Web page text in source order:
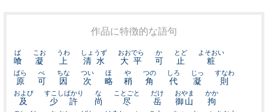
作品に特徴的な語句
喰
ば
凝
こお
上
うわ
清水
しょうず
大平
おおでら
可
か
止
とど
粧
よそおい
原
ぱら
可
べ
因
ちな
次
つい
略
ほ
稍
や
角
つの
代
しろ
凝
じっ
則
すなわ
及
および
少許
すこしばかり
尚
な
尽
ことごと
岳
だけ
御山
おやま
拘
かか